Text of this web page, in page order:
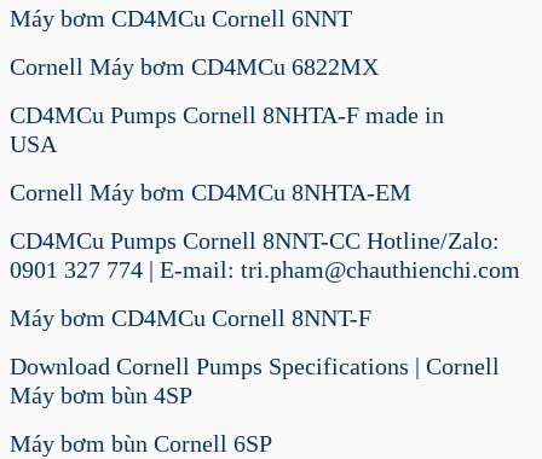
Máy bơm CD4MCu Cornell 6NNT
Cornell Máy bơm CD4MCu 6822MX
CD4MCu Pumps Cornell 8NHTA-F made in
USA
Cornell Máy bơm CD4MCu 8NHTA-EM
CD4MCu Pumps Cornell 8NNT-CC Hotline/Zalo:
0901 327 774 | E-mail: tri.pham@chauthienchi.com
Máy bơm CD4MCu Cornell 8NNT-F
Download Cornell Pumps Specifications | Cornell
Máy bơm bùn 4SP
Máy bơm bùn Cornell 6SP